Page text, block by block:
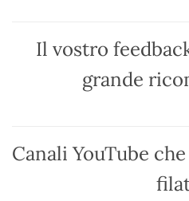
opzioni
possono
essere
scelte
prodotto
Il vostro
grande
Canali YouTube